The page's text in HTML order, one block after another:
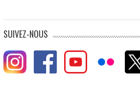
SUIVEZ-NOUS